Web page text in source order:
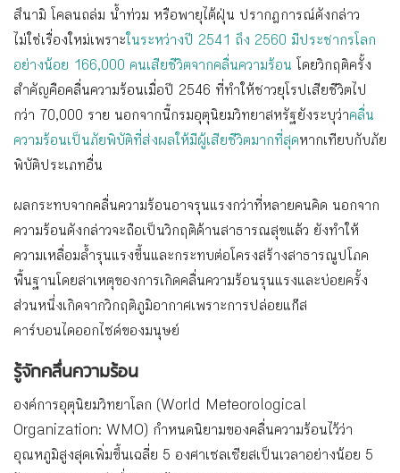
สึนามิ โคลนถล่ม น้ำท่วม หรือพายุไต้ฝุ่น ปรากฎการณ์ดังกล่าว
ไม่ใช่เรื่องใหม่เพราะในระหว่างปี 2541 ถึง 2560 มีประชากรโลก
อย่างน้อย 166,000 คนเสียชีวิตจากคลื่นความร้อน โดยวิกฤติครั้ง
สำคัญคือคลื่นความร้อนเมื่อปี 2546 ที่ทำให้ชาวยุโรปเสียชีวิตไป
กว่า 70,000 ราย นอกจากนี้กรมอุตุนิยมวิทยาสหรัฐยังระบุว่าคลื่น
ความร้อนเป็นภัยพิบัติที่ส่งผลให้มีผู้เสียชีวิตมากที่สุดหากเทียบกับภัย
พิบัติประเภทอื่น
ผลกระทบจากคลื่นความร้อนอาจรุนแรงกว่าที่หลายคนคิด นอกจาก
ความร้อนดังกล่าวจะถือเป็นวิกฤติด้านสาธารณสุขแล้ว ยังทำให้
ความเหลื่อมล้ำรุนแรงขึ้นและกระทบต่อโครงสร้างสาธารณูปโภค
พื้นฐานโดยสาเหตุของการเกิดคลื่นความร้อนรุนแรงและบ่อยครั้ง
ส่วนหนึ่งเกิดจากวิกฤติภูมิอากาศเพราะการปล่อยแก๊ส
คาร์บอนไดออกไซด์ของมนุษย์
รู้จักคลื่นความร้อน
องค์การอุตุนิยมวิทยาโลก (World Meteorological
Organization: WMO) กำหนดนิยามของคลื่นความร้อนไว้ว่า
อุณหภูมิสูงสุดเพิ่มขึ้นเฉลี่ย 5 องศาเซลเซียสเป็นเวลาอย่างน้อย 5